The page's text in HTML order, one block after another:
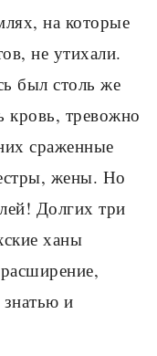
на которые
не утихали.
был столь же
кровь, тревожно
сраженные
жены. Но
Долгих три
ханы
и